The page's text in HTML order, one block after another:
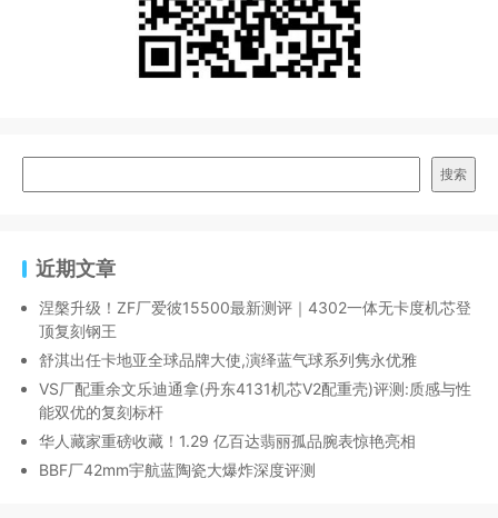
搜索
近期文章
涅槃升级！ZF厂爱彼15500最新测评｜4302一体无卡度机芯登
顶复刻钢王
舒淇出任卡地亚全球品牌大使,演绎蓝气球系列隽永优雅
VS厂配重余文乐迪通拿(丹东4131机芯V2配重壳)评测:质感与性
能双优的复刻标杆
华人藏家重磅收藏！1.29 亿百达翡丽孤品腕表惊艳亮相
BBF厂42mm宇航蓝陶瓷大爆炸深度评测